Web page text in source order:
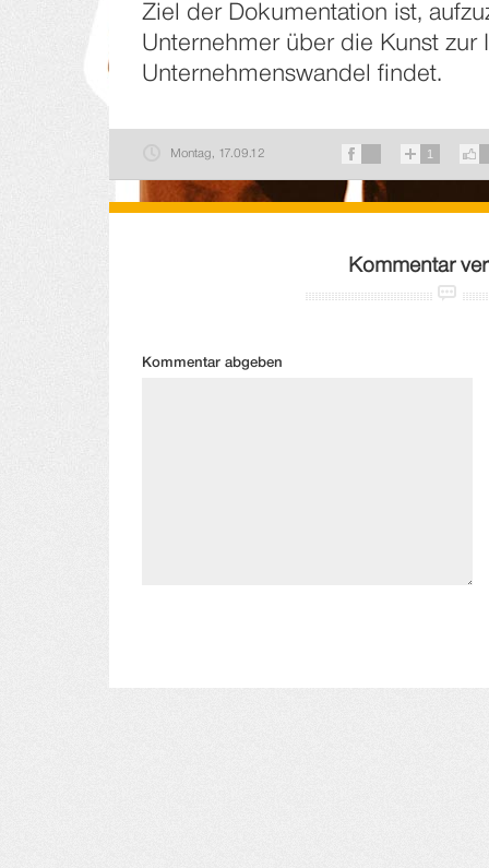
Ziel der Dokumentation ist,
Unternehmer über die Kunst zur
Unternehmenswandel findet.
Montag, 17.09.12 1
Kommentar
Kommentar abgeben